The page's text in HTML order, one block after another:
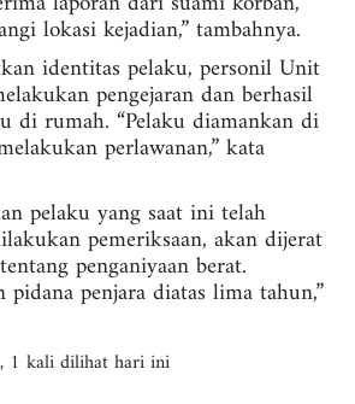
lokasi kejadian,” tambahnya.
identitas pelaku, personil Unit
pengejaran dan berhasil
di rumah. “Pelaku diamankan di
perlawanan,” kata
pelaku yang saat ini telah
pemeriksaan, akan dijerat
penganiyaan berat.
pidana penjara diatas lima tahun,”
, 1 kali dilihat hari ini